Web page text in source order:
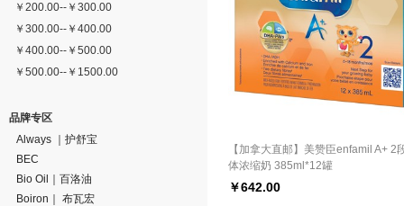
【加拿大直邮】美赞臣enfamil A+ 2
体浓缩奶 385ml*12罐
￥642.00
￥ 200.00-- ￥ 300.00
￥ 300.00-- ￥ 400.00
￥ 400.00-- ￥ 500.00
￥ 500.00-- ￥ 1500.00
品牌专区
Always ｜护舒宝
BEC
Bio Oil｜百洛油
Boiron｜ 布瓦宏